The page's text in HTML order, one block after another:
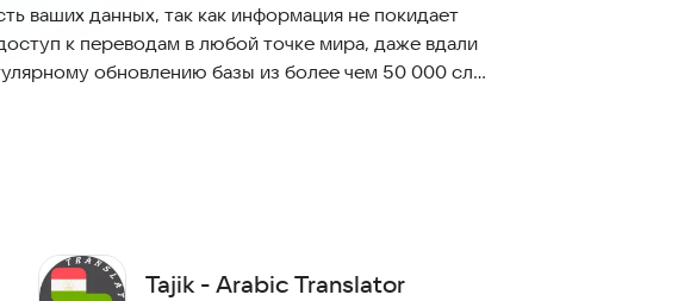
ваших данных, так как информация не покидает
к переводам в любой точке мира, даже вдали
обновлению базы из более чем 50 000 слов
клавиатуре. Благодаря этому вы можете писать
Tajik - Arabic Translator